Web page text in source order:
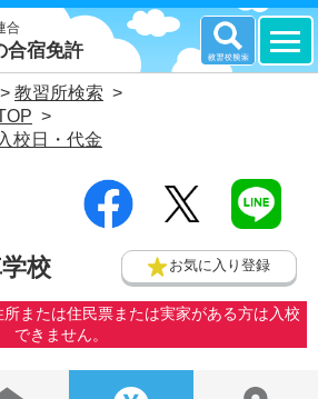
合
合宿免許
> 教習所検索 >
>
校日・代金
校 お気に入り登録
または住民票または実家がある方は入校
できません。